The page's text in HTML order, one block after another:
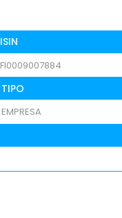
ISIN
FI0009007884
TIPO
EMPRESA